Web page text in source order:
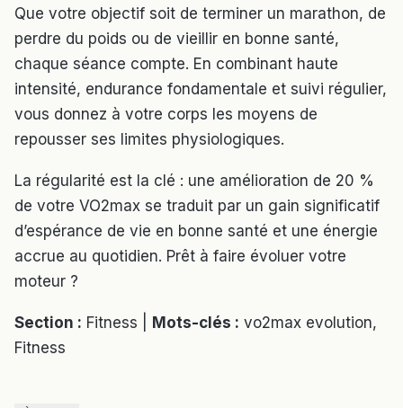
Que votre objectif soit de terminer un marathon, de
perdre du poids ou de vieillir en bonne santé,
chaque séance compte. En combinant haute
intensité, endurance fondamentale et suivi régulier,
vous donnez à votre corps les moyens de
repousser ses limites physiologiques.
La régularité est la clé : une amélioration de 20 %
de votre VO2max se traduit par un gain significatif
d’espérance de vie en bonne santé et une énergie
accrue au quotidien. Prêt à faire évoluer votre
moteur ?
Section : Fitness | Mots-clés : vo2max evolution,
Fitness